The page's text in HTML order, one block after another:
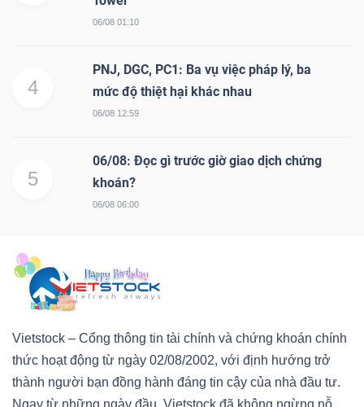
06/08 01:10
4
PNJ, DGC, PC1: Ba vụ việc pháp lý, ba
mức độ thiệt hại khác nhau
06/08 12:59
5
06/08: Đọc gì trước giờ giao dịch chứng
khoán?
06/08 06:00
Vietstock – Cổng thông tin tài chính và chứng khoán chính
thức hoạt động từ ngày 02/08/2002, với định hướng trở
thành người bạn đồng hành đáng tin cậy của nhà đầu tư.